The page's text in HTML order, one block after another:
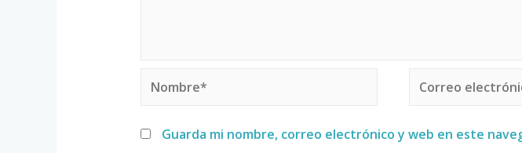
Guarda mi nombre, correo electrónico y web en este